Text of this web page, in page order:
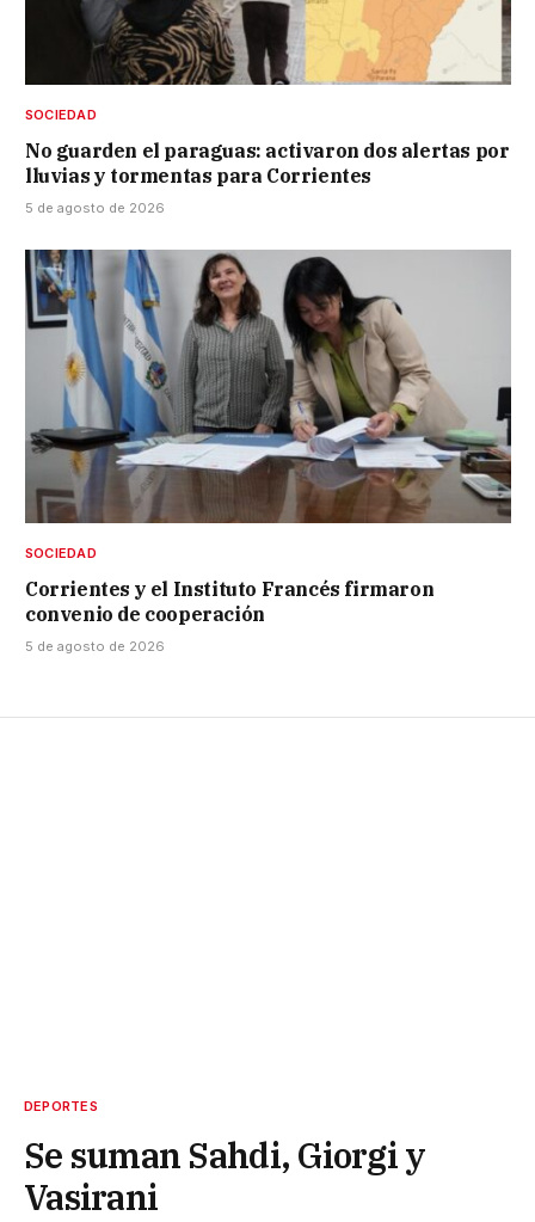
SOCIEDAD
No guarden el paraguas: activaron dos alertas por
lluvias y tormentas para Corrientes
5 de agosto de 2026
SOCIEDAD
Corrientes y el Instituto Francés firmaron
convenio de cooperación
5 de agosto de 2026
DEPORTES
Se suman Sahdi, Giorgi y
Vasirani